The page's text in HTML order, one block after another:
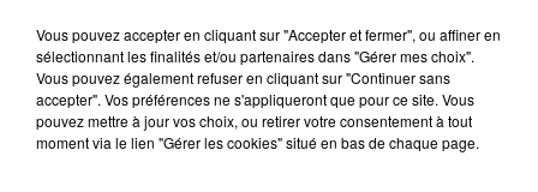
Tarif Gratuit
L'association Club Larga de
Vous pouvez accepter en cliquant sur "Accepter et fermer", ou affiner en
sélectionnant les finalités et/ou partenaires dans "Gérer mes choix".
Vous pouvez également refuser en cliquant sur "Continuer sans
accepter". Vos préférences ne s'appliqueront que pour ce site. Vous
pouvez mettre à jour vos choix, ou retirer votre consentement à tout
moment via le lien "Gérer les cookies" situé en bas de chaque page.